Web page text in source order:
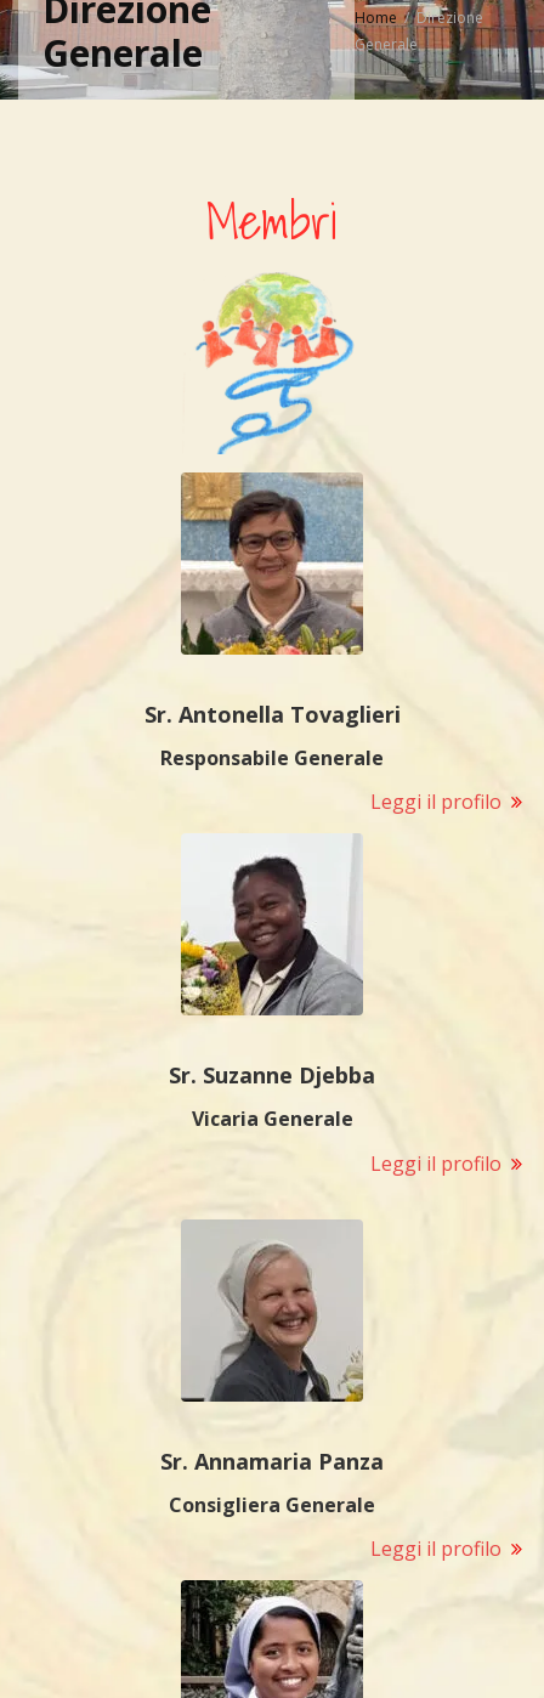
Generale
Home
Direzione
Generale
Membri
Sr. Antonella Tovaglieri
Responsabile Generale
Leggi il profilo
Sr. Suzanne Djebba
Vicaria Generale
Leggi il profilo
Sr. Annamaria Panza
Consigliera Generale
Leggi il profilo